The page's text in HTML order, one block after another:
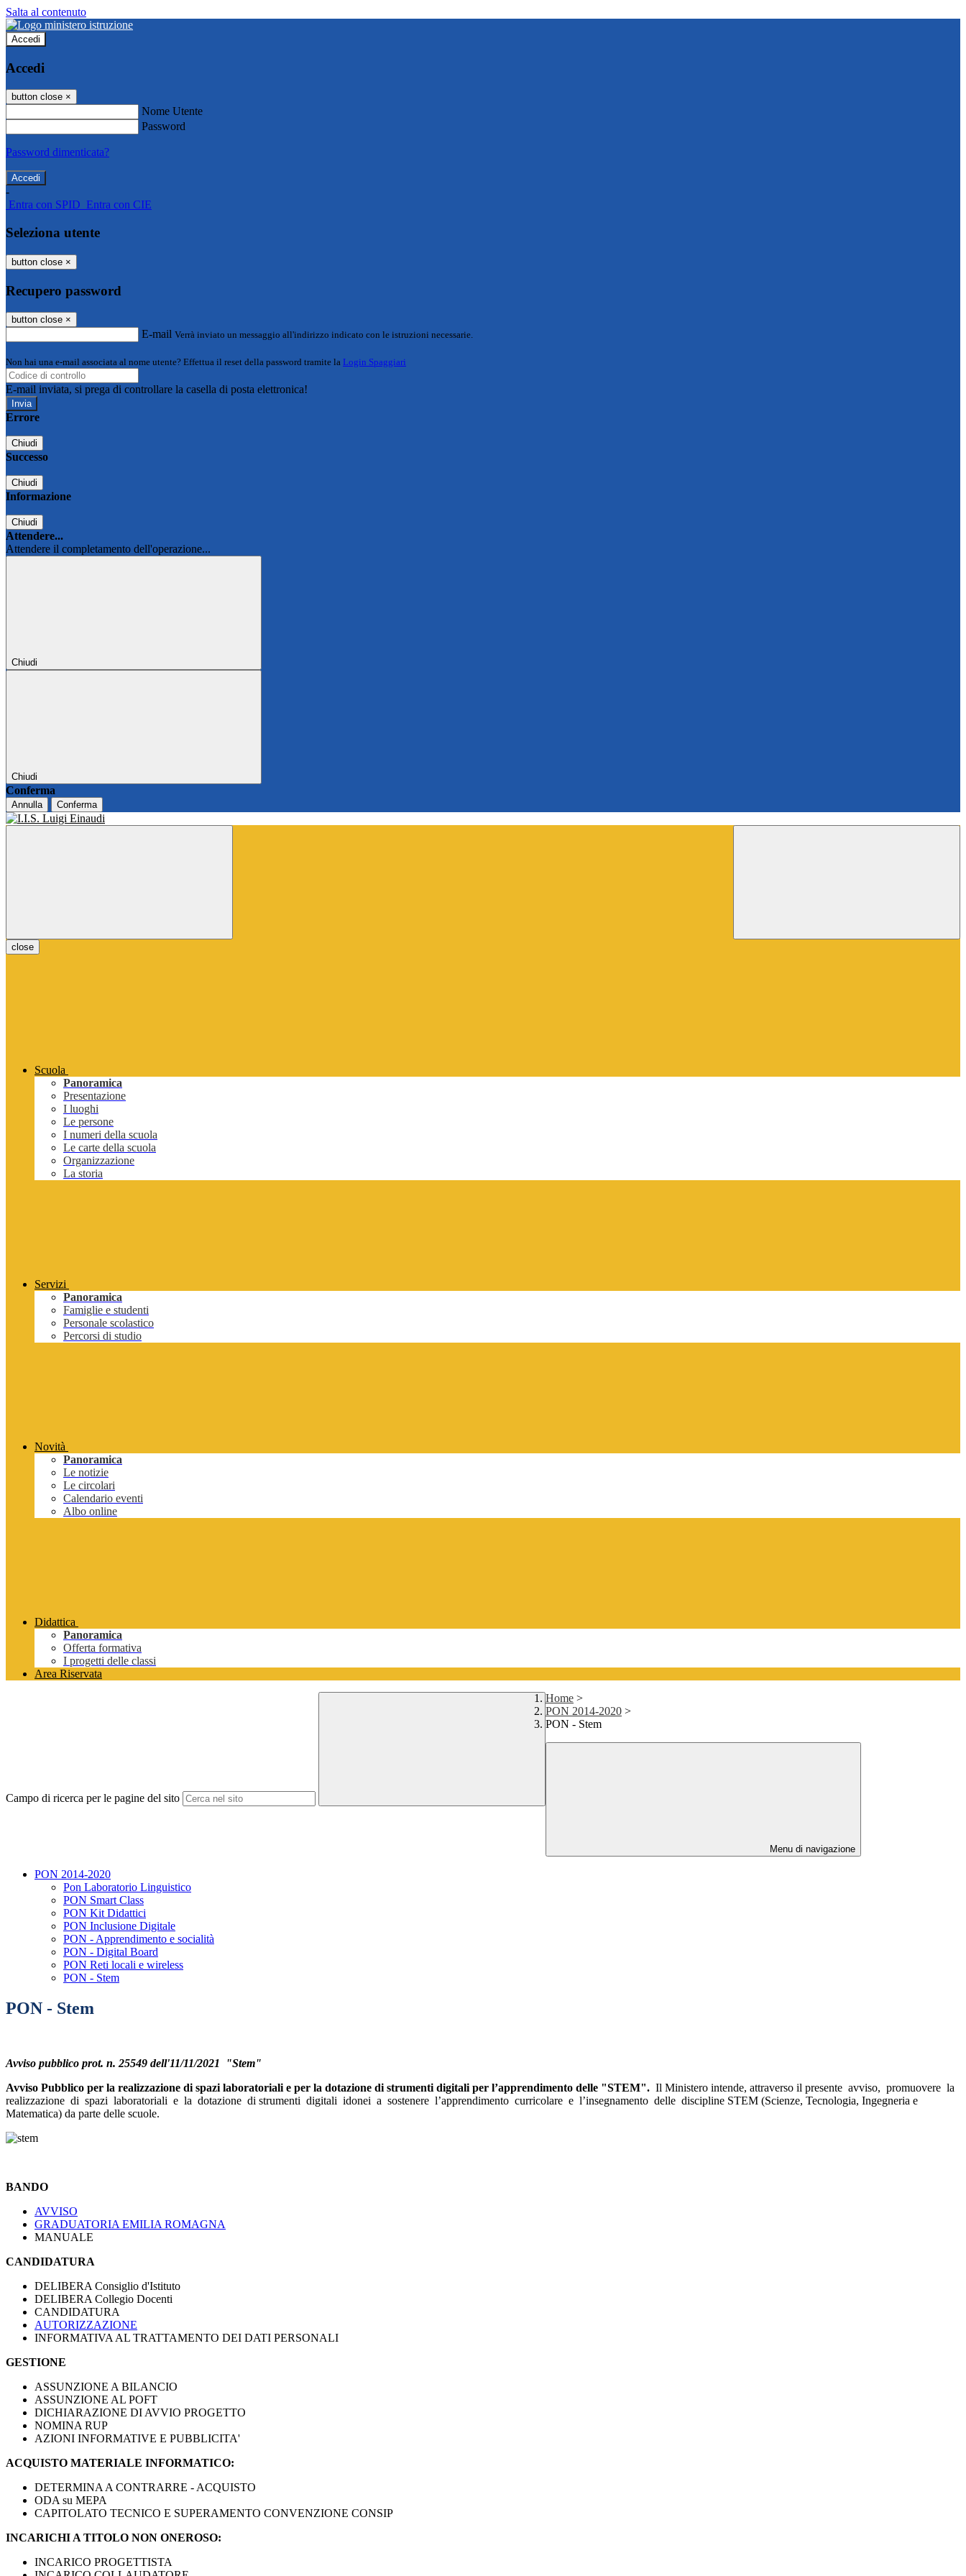
Salta al contenuto
Accedi
Accedi
button close ×
Nome Utente
Password
Password dimenticata?
-
Entra con SPID Entra con CIE
Seleziona utente
button close ×
Recupero password
button close ×
E-mail Verrà inviato un messaggio all'indirizzo indicato con le istruzioni necessarie.
Non hai una e-mail associata al nome utente? Effettua il reset della password tramite la Login Spaggiari
E-mail inviata, si prega di controllare la casella di posta elettronica!
Errore
Chiudi
Successo
Chiudi
Informazione
Chiudi
Attendere...
Attendere il completamento dell'operazione...
Chiudi
Chiudi
Conferma
Annulla Conferma
close
Scuola
Panoramica
Presentazione
I luoghi
Le persone
I numeri della scuola
Le carte della scuola
Organizzazione
La storia
Servizi
Panoramica
Famiglie e studenti
Personale scolastico
Percorsi di studio
Novità
Panoramica
Le notizie
Le circolari
Calendario eventi
Albo online
Didattica
Panoramica
Offerta formativa
I progetti delle classi
Area Riservata
Campo di ricerca per le pagine del sito
Home >
PON 2014-2020 >
PON - Stem
Menu di navigazione
PON 2014-2020
Pon Laboratorio Linguistico
PON Smart Class
PON Kit Didattici
PON Inclusione Digitale
PON - Apprendimento e socialità
PON - Digital Board
PON Reti locali e wireless
PON - Stem
PON - Stem
Avviso pubblico prot. n. 25549 dell'11/11/2021 "Stem"
Avviso Pubblico per la realizzazione di spazi laboratoriali e per la dotazione di strumenti digitali per l’apprendimento delle "STEM". Il Ministero intende, attraverso il presente avviso, promuovere la
realizzazione di spazi laboratoriali e la dotazione di strumenti digitali idonei a sostenere l’apprendimento curricolare e l’insegnamento delle discipline STEM (Scienze, Tecnologia, Ingegneria e
Matematica) da parte delle scuole.
BANDO
AVVISO
GRADUATORIA EMILIA ROMAGNA
MANUALE
CANDIDATURA
DELIBERA Consiglio d'Istituto
DELIBERA Collegio Docenti
CANDIDATURA
AUTORIZZAZIONE
INFORMATIVA AL TRATTAMENTO DEI DATI PERSONALI
GESTIONE
ASSUNZIONE A BILANCIO
ASSUNZIONE AL POFT
DICHIARAZIONE DI AVVIO PROGETTO
NOMINA RUP
AZIONI INFORMATIVE E PUBBLICITA'
ACQUISTO MATERIALE INFORMATICO:
DETERMINA A CONTRARRE - ACQUISTO
ODA su MEPA
CAPITOLATO TECNICO E SUPERAMENTO CONVENZIONE CONSIP
INCARICHI A TITOLO NON ONEROSO:
INCARICO PROGETTISTA